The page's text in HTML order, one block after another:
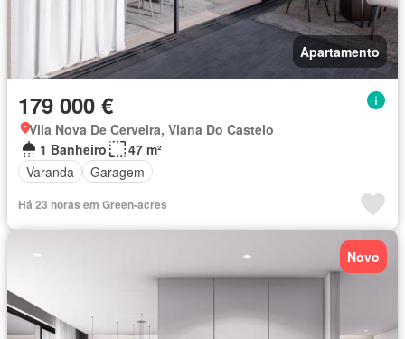
Apartamento
179 000 €
Vila Nova De Cerveira, Viana Do Castelo
1 Banheiro
47 m²
Varanda
Garagem
Há 23 horas em Green-acres
Novo